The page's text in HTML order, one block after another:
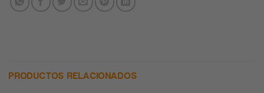
PRODUCTOS RELACIONADOS